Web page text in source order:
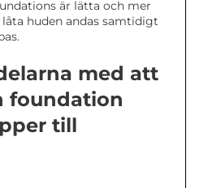
är lätta och mer
huden andas samtidigt
med att
foundation
till